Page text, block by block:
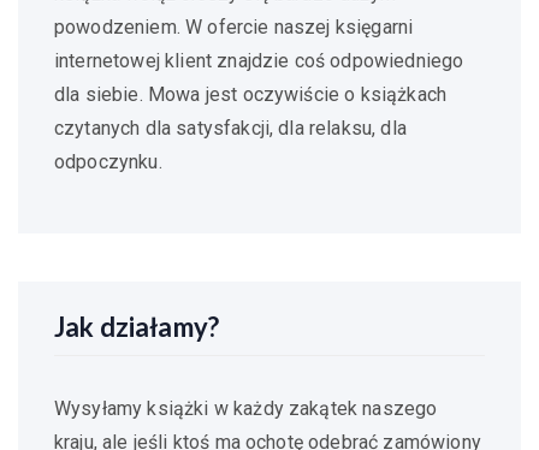
powodzeniem. W ofercie naszej księgarni
internetowej klient znajdzie coś odpowiedniego
dla siebie. Mowa jest oczywiście o książkach
czytanych dla satysfakcji, dla relaksu, dla
odpoczynku.
Jak działamy?
Wysyłamy książki w każdy zakątek naszego
kraju, ale jeśli ktoś ma ochotę odebrać zamówiony